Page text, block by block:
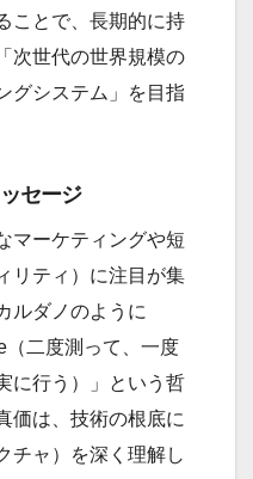
ことで、長期的に持
次世代の世界規模の
グシステム」を目指
セージ
マーケティングや短
リティ）に注目が集
ルダノのように
（二度測って、一度
に行う）」という哲
価は、技術の根底に
チャ）を深く理解し